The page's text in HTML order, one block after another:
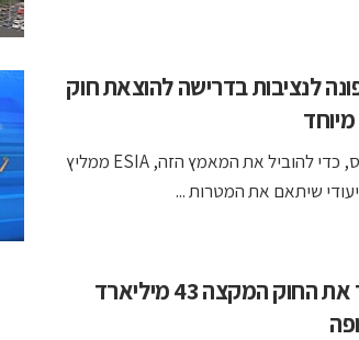
לנציבות בדרישה להוצאת חוק
לדברי האנליסט בארט ברווארס, כדי להוביל את המאמץ הזה, ESIA ממליץ
שיתאם את המטרות ...
הפרלמנט האירופי אישר את החוק המקצה 43 מיליארד